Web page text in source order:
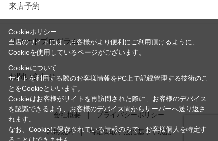
来店予約
リワードプログラム
お問い合わせ
会社概要 プライバシーポリシー
利用規約 特定商取引法に基づく表記
Cookieポリシー
当店のサイトには、お客様がより便利にご利用頂けるように、
Cookieを使用しているページがございます。
Cookieについて
サイトを利用する際のお客様情報をPC上で記録管理する技術のこ
とをCookieといいます。
Cookieはお客様がサイトを再訪問された際に、お客様のデバイス
を認識できるよう、お客様のデバイス間からサーバーへ送り返さ
れます。
なお、Cookieに保存されている情報のみで、お客様個人を特定す